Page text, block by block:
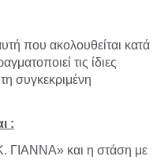
που ακολουθείται κατά
τις ίδιες
συγκεκριμένη
:
ΓΙΑΝΝΑ» και η στάση με